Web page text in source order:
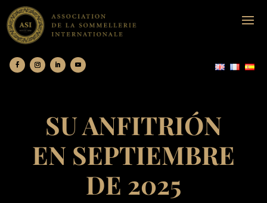
SU ANFITRIÓN
EN SEPTIEMBRE
DE 2025